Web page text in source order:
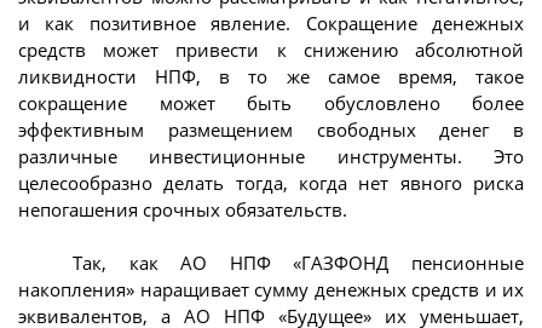
и как позитивное явление. Сокращение денежных
средств может привести к снижению абсолютной
ликвидности НПФ, в то же самое время, такое
сокращение может быть обусловлено более
эффективным размещением свободных денег в
различные инвестиционные инструменты. Это
целесообразно делать тогда, когда нет явного риска
непогашения срочных обязательств.
Так, как АО НПФ «ГАЗФОНД пенсионные
накопления» наращивает сумму денежных средств и их
эквивалентов, а АО НПФ «Будущее» их уменьшает,